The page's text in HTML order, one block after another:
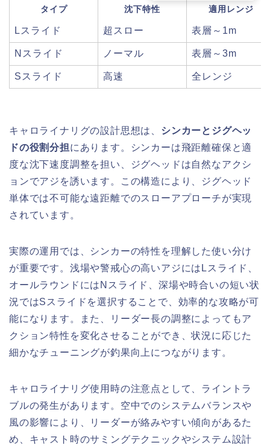
タイプ 沈下特性 適用レンジ
Lスライド 超スロー 表層～1m
Nスライド ノーマル 表層～3m
Sスライド 高速 全レンジ
キャロライナリグの設計思想は、 シンカーとジグヘッ
ドの役割分担にあります。シンカーは飛距離確保と適
度な沈下速度調整を担い、ジグヘッドは自然なアクシ
ョンでアジを誘います。この構造により、ジグヘッド
単体では不可能な遠距離でのスローアプローチが実現
されています。
実際の運用では、シンカーの特性を理解した使い分け
が重要です。浅場や警戒心の高いアジにはLスライド、
オールラウンドにはNスライド、深場や時合いの短い状
況ではSスライドを選択することで、効率的な攻略が可
能になります。また、リーダー長の調整によってもア
クション特性を変化させることができ、状況に応じた
細かなチューニングが釣果向上につながります。
キャロライナリグ使用時の注意点として、ライントラ
ブルの発生があります。空中でのシステムバランスや
風の影響により、リーダーが絡みやすい傾向があるた
め、キャスト時のサミングテクニックやシステム設計